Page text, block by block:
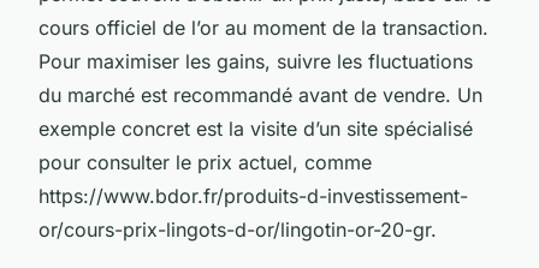
cours officiel de l’or au moment de la transaction.
Pour maximiser les gains, suivre les fluctuations
du marché est recommandé avant de vendre. Un
exemple concret est la visite d’un site spécialisé
pour consulter le prix actuel, comme
https://www.bdor.fr/produits-d-investissement-
or/cours-prix-lingots-d-or/lingotin-or-20-gr.